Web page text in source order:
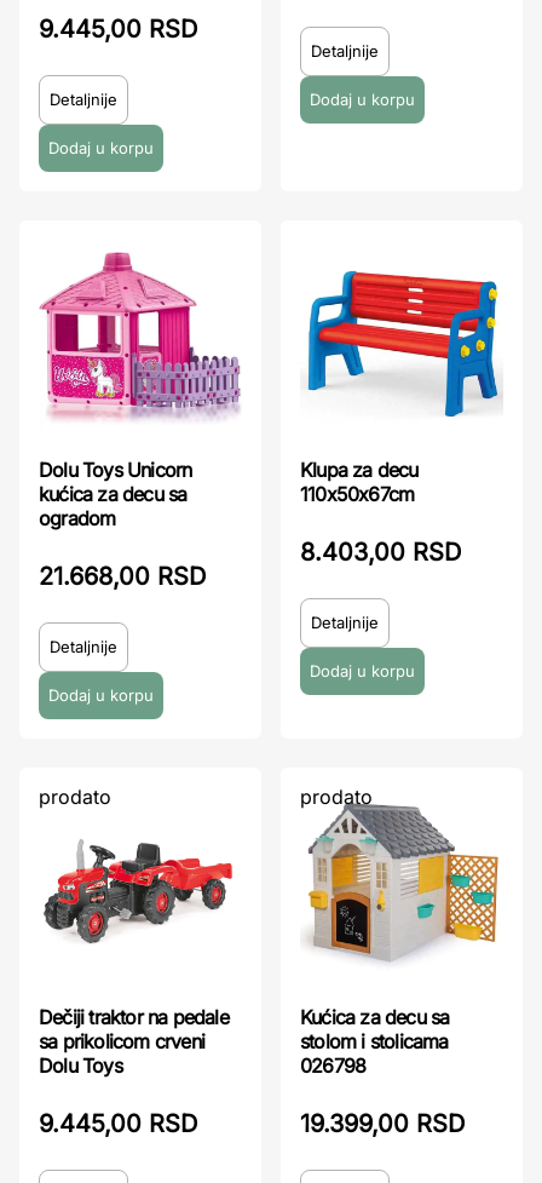
9.445,00 RSD
Detaljnije
Detaljnije
Dolu Toys Unicorn
kućica za decu sa
ogradom
21.668,00 RSD
Detaljnije
Klupa za decu
110x50x67cm
8.403,00 RSD
Detaljnije
prodato
Dečiji traktor na pedale
sa prikolicom crveni
Dolu Toys
9.445,00 RSD
prodato
Kućica za decu sa
stolom i stolicama
026798
19.399,00 RSD